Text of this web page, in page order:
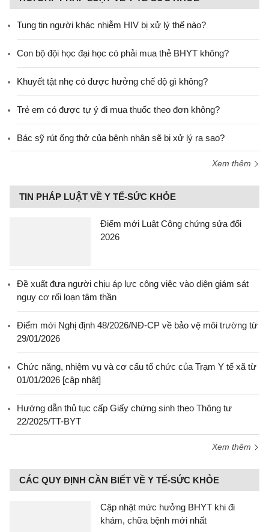
Tung tin người khác nhiễm HIV bị xử lý thế nào?
Con bộ đội học đại học có phải mua thẻ BHYT không?
Khuyết tật nhẹ có được hưởng chế độ gì không?
Trẻ em có được tự ý đi mua thuốc theo đơn không?
Bác sỹ rút ống thở của bệnh nhân sẽ bị xử lý ra sao?
Xem thêm
TIN PHÁP LUẬT VỀ Y TẾ-SỨC KHỎE
Điểm mới Luật Công chứng sửa đổi
2026
Đề xuất đưa người chịu áp lực công việc vào diện giám sát
nguy cơ rối loạn tâm thần
Điểm mới Nghị định 48/2026/NĐ-CP về bảo vệ môi trường từ
29/01/2026
Chức năng, nhiệm vụ và cơ cấu tổ chức của Trạm Y tế xã từ
01/01/2026 [cập nhật]
Hướng dẫn thủ tục cấp Giấy chứng sinh theo Thông tư
22/2025/TT-BYT
Xem thêm
CÁC QUY ĐỊNH CẦN BIẾT VỀ Y TẾ-SỨC KHỎE
Cập nhật mức hưởng BHYT khi đi
khám, chữa bệnh mới nhất